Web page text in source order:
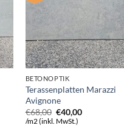
BETONOPTIK
Terassenplatten Marazzi
Avignone
€68,00 Ursprünglicher
Preis
€40,00Aktueller
/m2 (inkl. MwSt.)